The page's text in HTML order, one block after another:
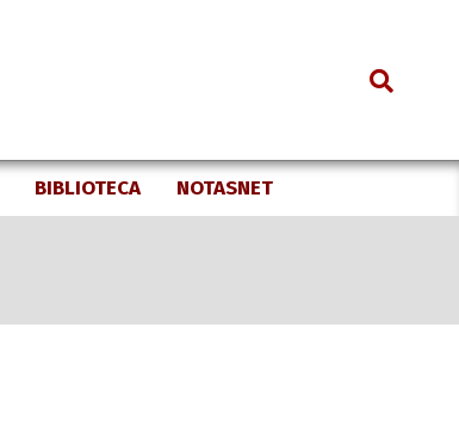
BIBLIOTECA NOTASNET